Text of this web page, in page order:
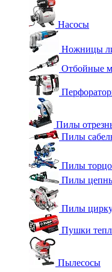
Насосы
Ножницы
Отбойные
Пилы
Пилы
Пилы
Пилы
Пилы
Пушки
Пылесосы